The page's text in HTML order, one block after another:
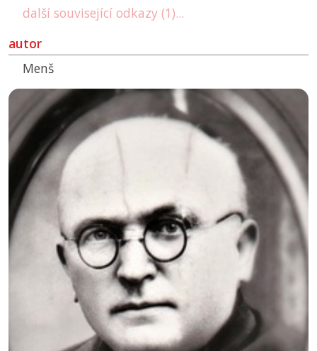
další související odkazy (1)...
autor
Menš